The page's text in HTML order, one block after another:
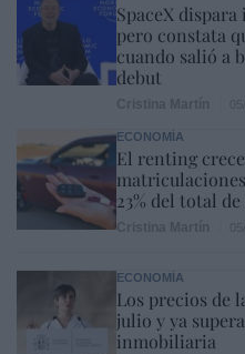
SpaceX
pero constata
cuando salió a
debut
ECONOMÍA
El renting
23% del total
ECONOMÍA
Los precios de
julio y ya
inmobiliaria